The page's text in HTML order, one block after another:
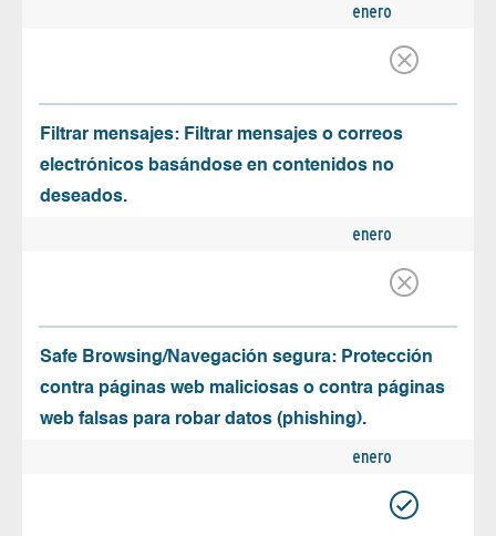
enero
Filtrar mensajes: Filtrar mensajes o correos
electrónicos basándose en contenidos no
deseados.
enero
Safe Browsing/Navegación segura: Protección
contra páginas web maliciosas o contra páginas
web falsas para robar datos (phishing).
enero